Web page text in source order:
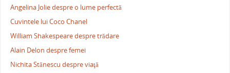
Angelina Jolie despre o lume perfectă
Cuvintele lui Coco Chanel
William Shakespeare despre trădare
Alain Delon despre femei
Nichita Stănescu despre viaţă